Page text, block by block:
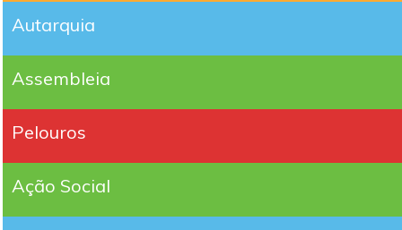
Autarquia
Assembleia
Pelouros
Ação Social